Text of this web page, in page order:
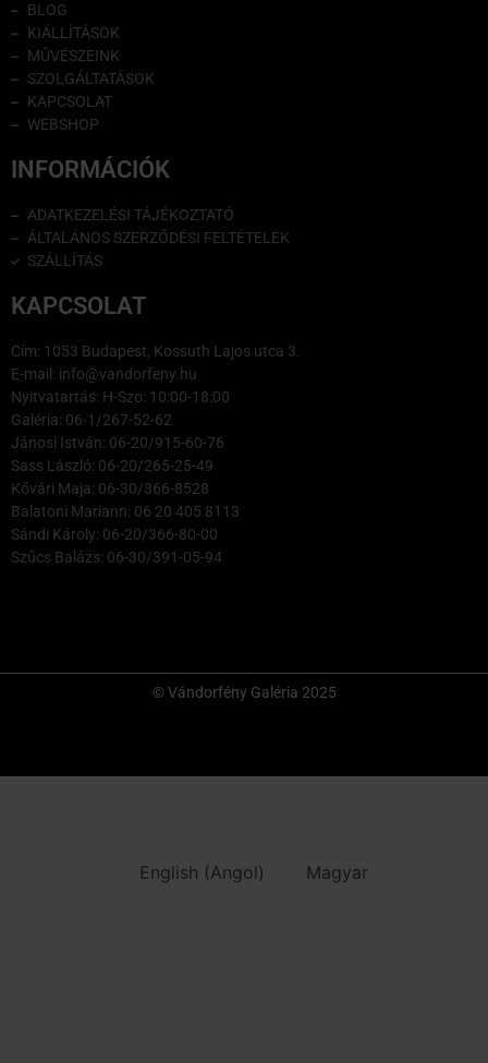
BLOG
KIÁLLÍTÁSOK
MŰVÉSZEINK
SZOLGÁLTATÁSOK
KAPCSOLAT
WEBSHOP
INFORMÁCIÓK
ADATKEZELÉSI TÁJÉKOZTATÓ
ÁLTALÁNOS SZERZŐDÉSI FELTÉTELEK
SZÁLLÍTÁS
KAPCSOLAT
Cím: 1053 Budapest, Kossuth Lajos utca 3.
E-mail: info@vandorfeny.hu
Nyitvatartás: H-Szo: 10:00-18:00
Galéria: 06-1/267-52-62
Jánosi István: 06-20/915-60-76
Sass László: 06-20/265-25-49
Kővári Maja: 06-30/366-8528
Balatoni Mariann: 06 20 405 8113
Sándi Károly: 06-20/366-80-00
Szűcs Balázs: 06-30/391-05-94
© Vándorfény Galéria 2025
English (Angol) Magyar